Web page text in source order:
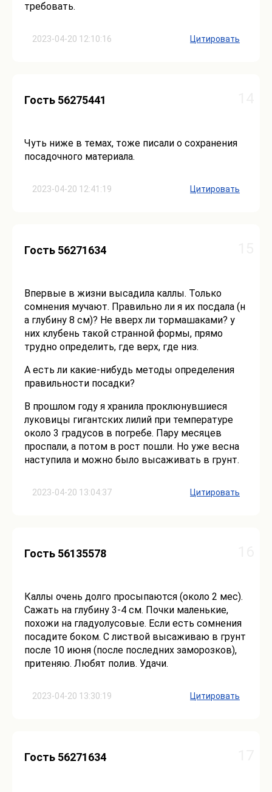
2023-04-20 12:10:16
требовать.
Цитировать
2023-04-20 12:41:19
Гость 56275441
Чуть ниже в темах, тоже писали о сохранения
посадочного материала.
Цитировать
2023-04-20 13:04:37
Гость 56271634
Впервые в жизни высадила каллы. Только
сомнения мучают. Правильно ли я их посдала (н
а глубину 8 см)? Не вверх ли тормашаками? у
них клубень такой странной формы, прямо
трудно определить, где верх, где низ.
А есть ли какие-нибудь методы определения
правильности посадки?
В прошлом году я хранила проклюнувшиеся
луковицы гигантских лилий при температуре
около 3 градусов в погребе. Пару месяцев
проспали, а потом в рост пошли. Но уже весна
наступила и можно было высаживать в грунт.
Цитировать
2023-04-20 13:30:19
Гость 56135578
Каллы очень долго просыпаются (около 2 мес).
Сажать на глубину 3-4 см. Почки маленькие,
похожи на гладуолусовые. Если есть сомнения
посадите боком. С листвой высаживаю в грунт
после 10 июня (после последних заморозков),
притеняю. Любят полив. Удачи.
Цитировать
Гость 56271634